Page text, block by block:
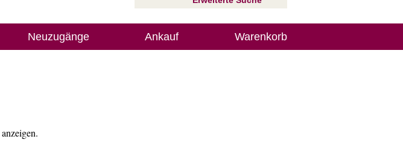
Neuzugänge Ankauf Warenkorb
anzeigen.